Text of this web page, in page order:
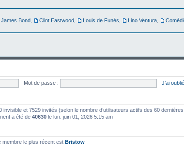
James Bond Clint Eastwood Louis de Funès Lino Ventura
Mot de passe : J’ai
invisible et 7529 invités (selon le nombre d’utilisateurs actifs des 60
a été de 40630 le lun. juin 01, 2026 5:15 am
membre le plus récent est Bristow